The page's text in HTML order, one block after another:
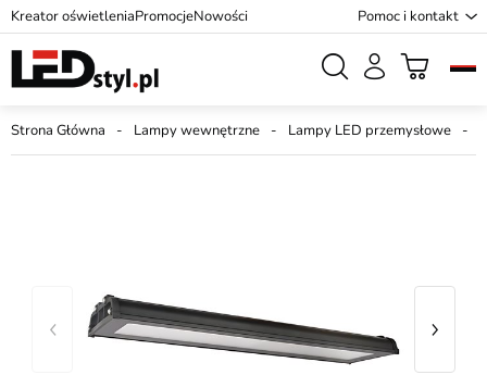
Kreator oświetleniaPromocjeNowości Pomoc i kontakt
Strona Główna Lampy wewnętrzne Lampy LED przemysłowe